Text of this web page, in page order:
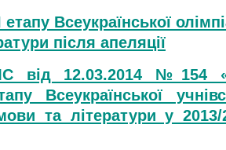
етапу Всеукраїнської
після апеляції
від 12.03.2014 №154
Всеукраїнської
та літератури у